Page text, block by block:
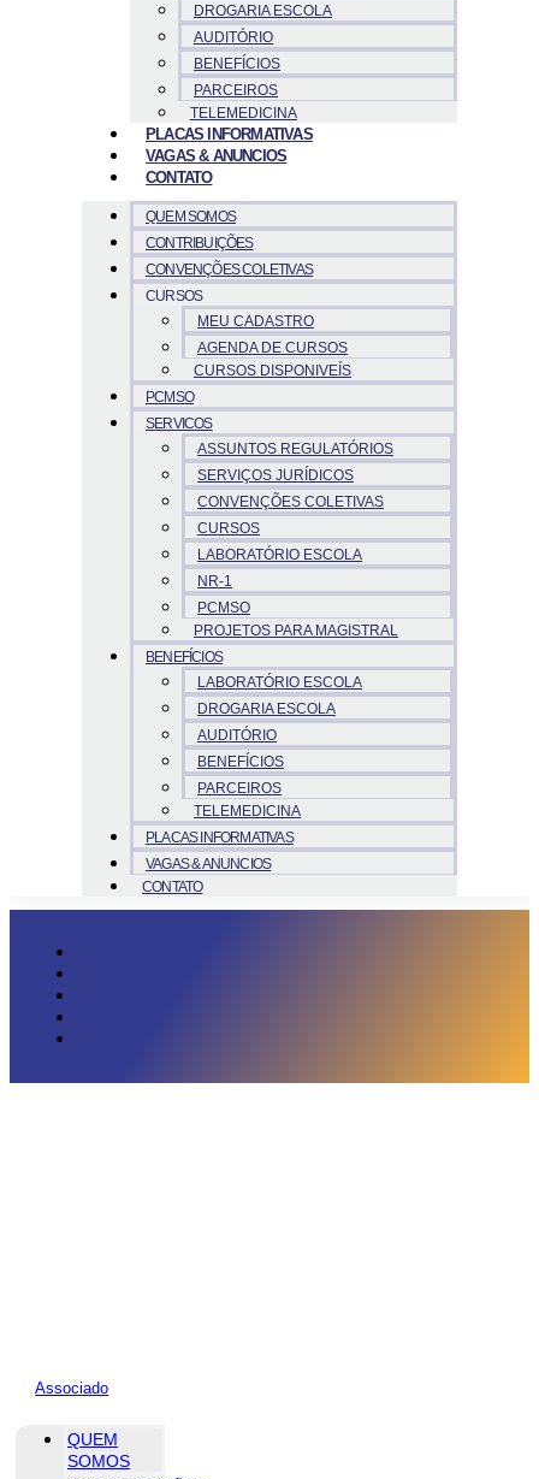
DROGARIA ESCOLA
AUDITÓRIO
BENEFÍCIOS
PARCEIROS
TELEMEDICINA
PLACAS INFORMATIVAS
VAGAS & ANUNCIOS
CONTATO
QUEM SOMOS
CONTRIBUIÇÕES
CONVENÇÕES COLETIVAS
CURSOS
MEU CADASTRO
AGENDA DE CURSOS
CURSOS DISPONIVEÍS
PCMSO
SERVICOS
ASSUNTOS REGULATÓRIOS
SERVIÇOS JURÍDICOS
CONVENÇÕES COLETIVAS
CURSOS
LABORATÓRIO ESCOLA
NR-1
PCMSO
PROJETOS PARA MAGISTRAL
BENEFÍCIOS
LABORATÓRIO ESCOLA
DROGARIA ESCOLA
AUDITÓRIO
BENEFÍCIOS
PARCEIROS
TELEMEDICINA
PLACAS INFORMATIVAS
VAGAS & ANUNCIOS
CONTATO
Associado
QUEM
SOMOS